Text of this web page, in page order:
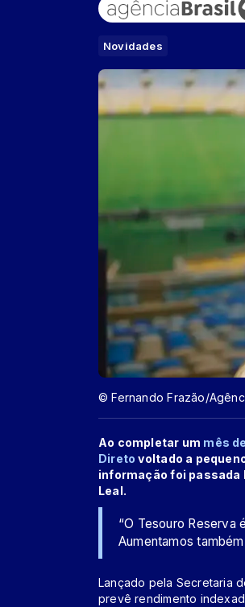
Novidades
© Fernando Frazão/
Ao completar um mês
Direto voltado a
informação foi passada
Leal.
“O Tesouro Reserva
Aumentamos
Lançado pela Secretaria
prevê rendimento